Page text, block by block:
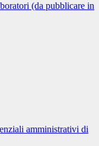
(da pubblicare in
amministrativi di